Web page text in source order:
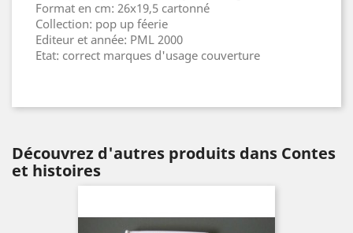
Format en cm: 26x19,5 cartonné
Collection: pop up féerie
Editeur et année: PML 2000
Etat: correct marques d'usage couverture
Découvrez d'autres produits dans Contes
et histoires